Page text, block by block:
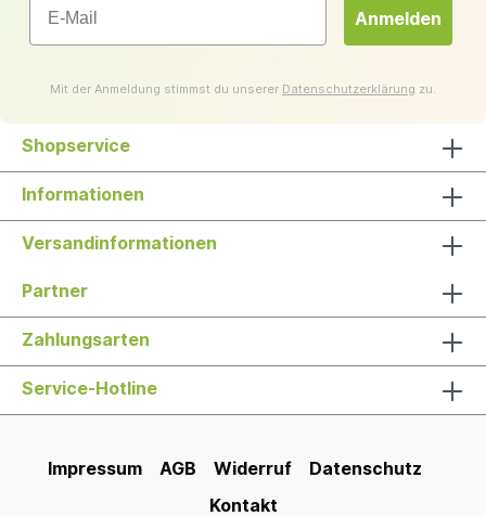
Anmelden
Mit der Anmeldung stimmst du unserer Datenschutzerklärung zu.
Shopservice
Informationen
Versandinformationen
Partner
Zahlungsarten
Service-Hotline
Impressum AGB Widerruf
Datenschutz
Kontakt